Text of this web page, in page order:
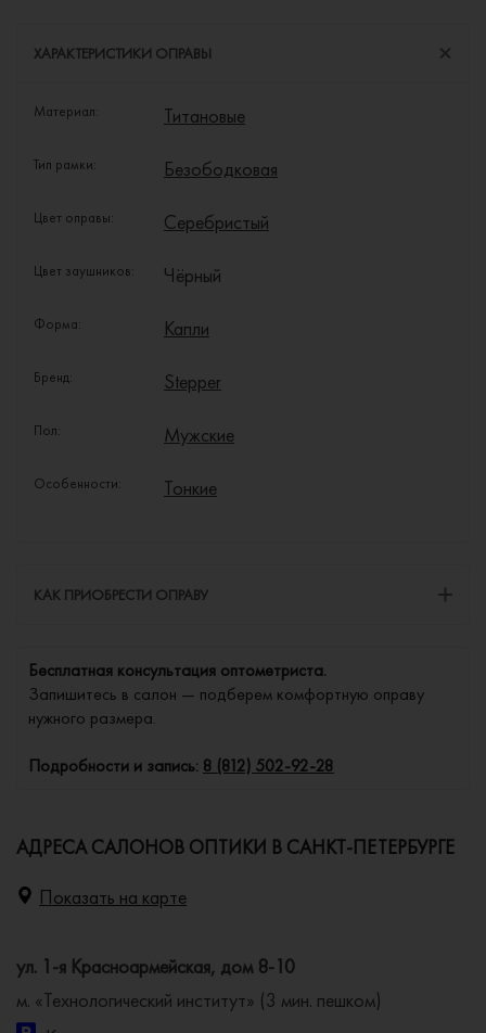
ХАРАКТЕРИСТИКИ ОПРАВЫ
Материал: Титановые
Тип рамки: Безободковая
Цвет оправы: Серебристый
Цвет заушников: Чёрный
Форма: Капли
Бренд: Stepper
Пол: Мужские
Особенности: Тонкие
КАК ПРИОБРЕСТИ ОПРАВУ
Бесплатная консультация оптометриста.
Запишитесь в салон — подберем комфортную оправу
нужного размера.
Подробности и запись: 8 (812) 502-92-28
АДРЕСА САЛОНОВ ОПТИКИ В САНКТ-ПЕТЕРБУРГЕ
Показать на карте
ул. 1-я Красноармейская, дом 8-10
м. «Технологический институт» (3 мин. пешком)